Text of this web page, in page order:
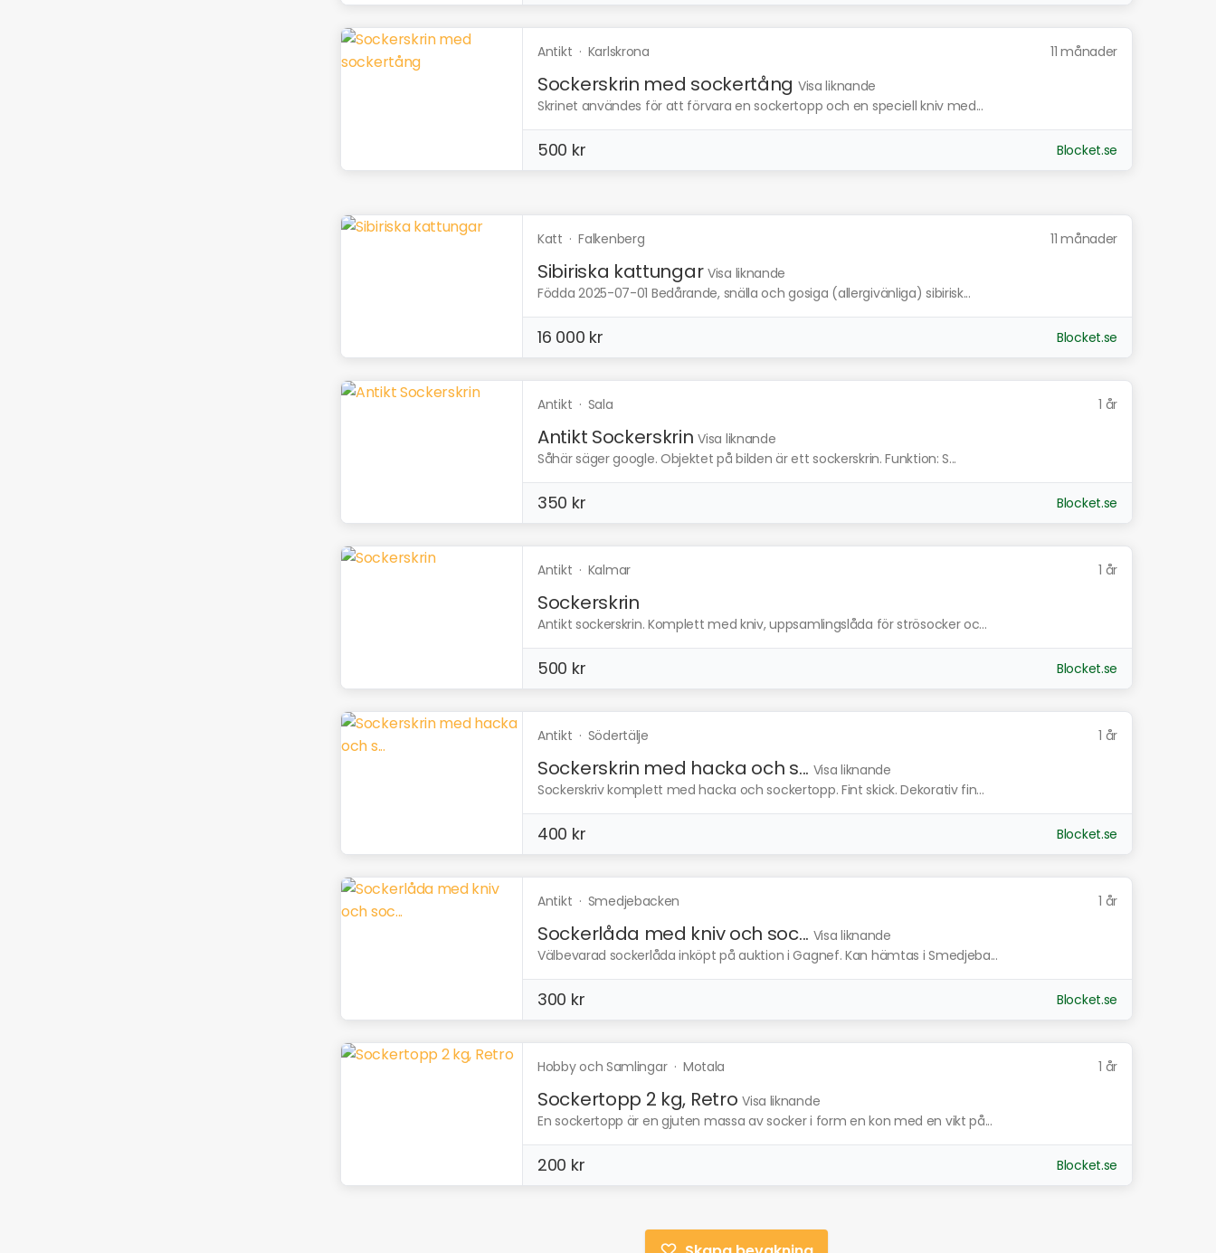
Antikt · Karlskrona 11 månader
Sockerskrin med sockertång Visa liknande
Skrinet användes för att förvara en sockertopp och en speciell kniv med...
500 kr Blocket.se
Katt ·Falkenberg 11 månader
Sibiriska kattungar Visa liknande
Födda 2025-07-01 Bedårande, snälla och gosiga (allergivänliga) sibirisk...
16 000 kr Blocket.se
Antikt · Sala 1 år
Antikt Sockerskrin Visa liknande
Såhär säger google. Objektet på bilden är ett sockerskrin. Funktion: S...
350 kr Blocket.se
Antikt · Kalmar 1 år
Sockerskrin
Antikt sockerskrin. Komplett med kniv, uppsamlingslåda för strösocker oc...
500 kr Blocket.se
Antikt · Södertälje 1 år
Sockerskrin med hacka och s... Visa liknande
Sockerskriv komplett med hacka och sockertopp. Fint skick. Dekorativ fin...
400 kr Blocket.se
Antikt · Smedjebacken 1 år
Sockerlåda med kniv och soc... Visa liknande
Välbevarad sockerlåda inköpt på auktion i Gagnef. Kan hämtas i Smedjeba...
300 kr Blocket.se
Hobby och Samlingar· Motala 1 år
Sockertopp 2 kg, Retro Visa liknande
En sockertopp är en gjuten massa av socker i form en kon med en vikt på...
200 kr Blocket.se